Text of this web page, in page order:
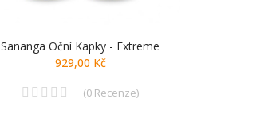
Sananga Oční Kapky - Extreme
929,00 Kč
(0 Recenze)